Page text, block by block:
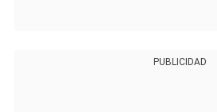
PUBLICIDAD